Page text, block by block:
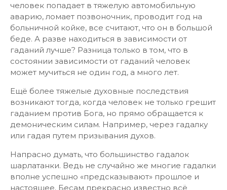
человек попадает в тяжелую автомобильную
аварию, ломает позвоночник, проводит год на
больничной койке, все считают, что он в большой
беде. А разве находиться в зависимости от
гаданий лучше? Разница только в том, что в
состоянии зависимости от гаданий человек
может мучиться не один год, а много лет.
Ещё более тяжелые духовные последствия
возникают тогда, когда человек не только грешит
гаданием против Бога, но прямо обращается к
демоническим силам. Например, через гадалку
или гадая путем призывания духов.
Напрасно думать, что большинство гадалок
шарлатанки. Ведь не случайно же многие гадалки
вполне успешно «предсказывают» прошлое и
настоящее. Бесам прекрасно известно всё